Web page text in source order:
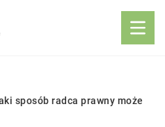
sposób radca prawny może